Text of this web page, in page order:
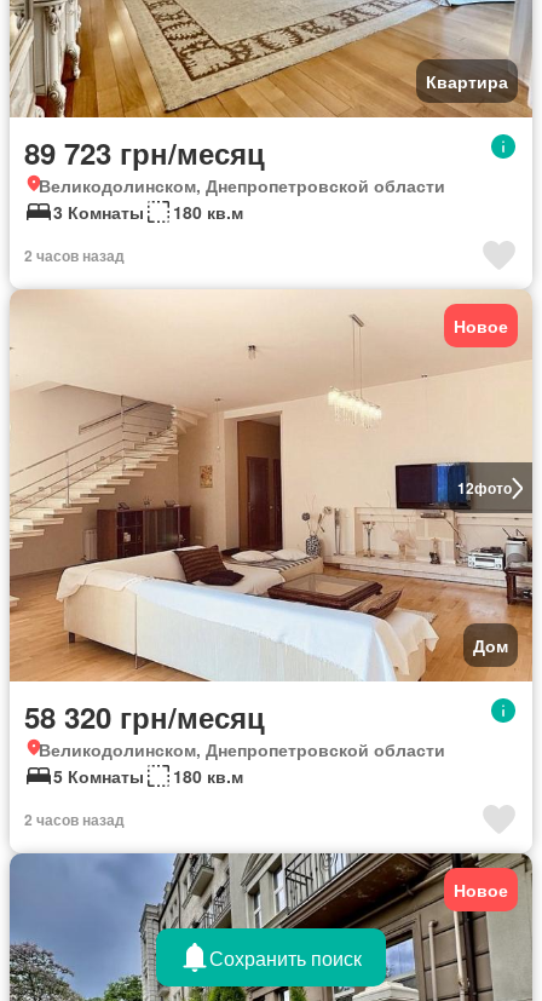
Квартира
89 723 грн/месяц
Великодолинском, Днепропетровской области
3 Комнаты
180 кв.м
2 часов назад
12фото
Новое
Дом
58 320 грн/месяц
Великодолинском, Днепропетровской области
5 Комнаты
180 кв.м
2 часов назад
Новое
Сохранить поиск